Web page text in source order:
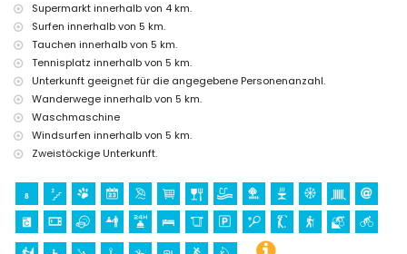
Museum (Histórico de Xàbia), Kirche (Virgen de Loreto, Puerto, Xàbia),
Ruine (Pueblo Histórico, Xàbia), Denkmal (Molinos de Viento, Xàbia),
architektonisches Gebäude (Pueblo Histórico, Xàbia) und historischer
Ort (Histórico de Xàbia) (innerhalb von 5 Kilometern von der
Unterkunft)
Burg (Portal de la Vila und Dénia) (innerhalb von 25 Kilometern von der
Unterkunft)
Sportmöglichkeiten
Tennis, Golf, Wandern, Mountainbiking, Radfahren, Klettern,
Windsurfen (innerhalb von 5 Kilometern von der Villa)
Reiten (innerhalb von 10 Kilometern von der Villa)
Supermarkt innerhalb von 4 km.
Surfen innerhalb von 5 km.
Tauchen innerhalb von 5 km.
Tennisplatz innerhalb von 5 km.
Unterkunft geeignet für die angegebene Personenanzahl.
Wanderwege innerhalb von 5 km.
Waschmaschine
Windsurfen innerhalb von 5 km.
Zweistöckige Unterkunft.